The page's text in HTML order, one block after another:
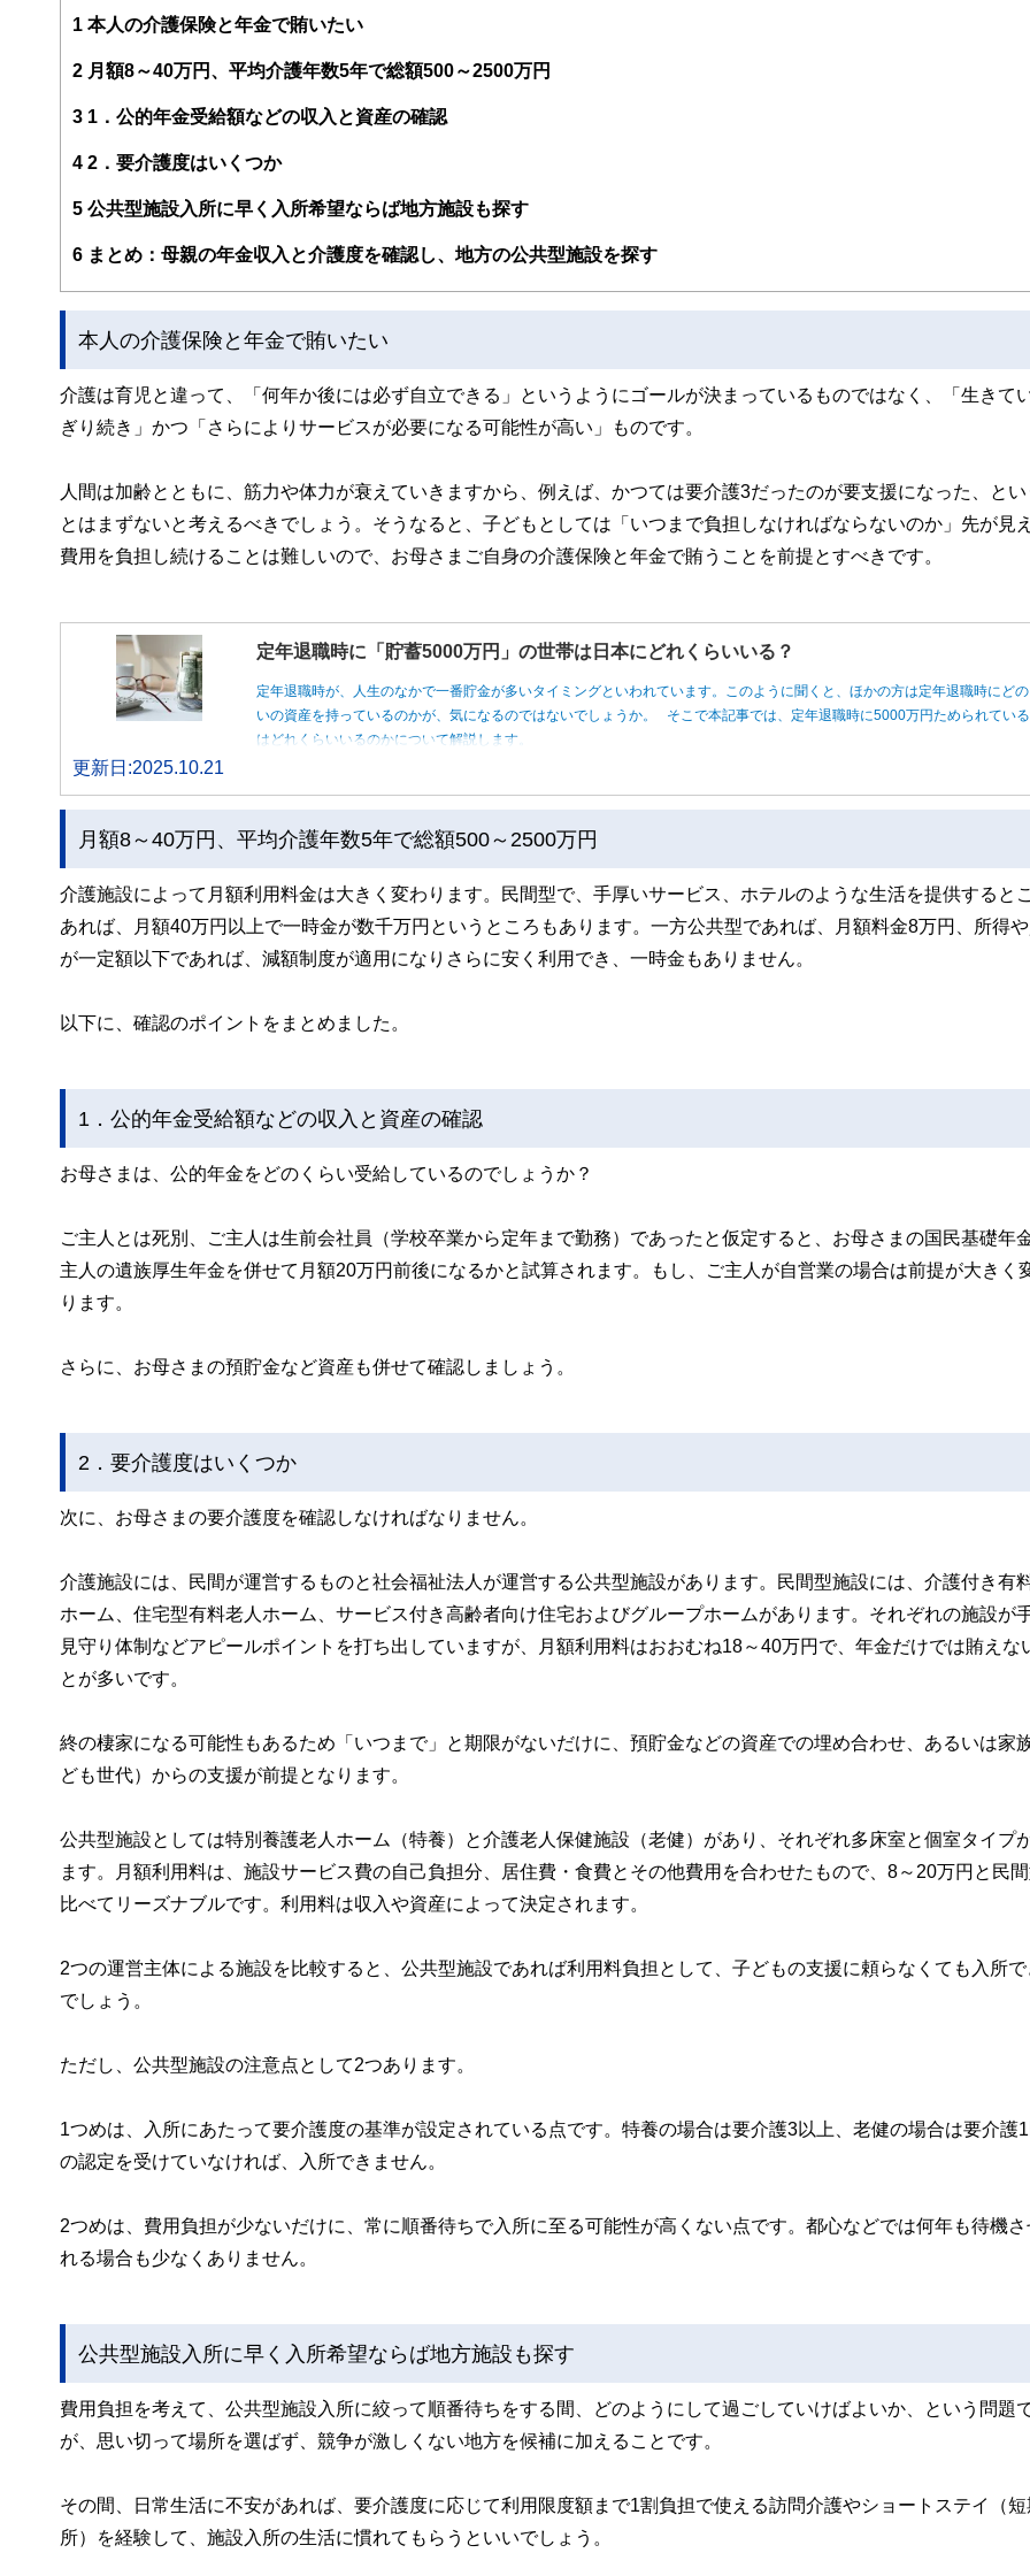
1 本人の介護保険と年金で賄いたい
2 月額8～40万円、平均介護年数5年で総額500～2500万円
3 1．公的年金受給額などの収入と資産の確認
4 2．要介護度はいくつか
5 公共型施設入所に早く入所希望ならば地方施設も探す
6 まとめ：母親の年金収入と介護度を確認し、地方の公共型施設を探す
本人の介護保険と年金で賄いたい
介護は育児と違って、「何年か後には必ず自立できる」というようにゴールが決まっているものではなく、「生きて
ぎり続き」かつ「さらによりサービスが必要になる可能性が高い」ものです。
人間は加齢とともに、筋力や体力が衰えていきますから、例えば、かつては要介護3だったのが要支援になった、とい
とはまずないと考えるべきでしょう。そうなると、子どもとしては「いつまで負担しなければならないのか」先が見
費用を負担し続けることは難しいので、お母さまご自身の介護保険と年金で賄うことを前提とすべきです。
定年退職時に「貯蓄5000万円」の世帯は日本にどれくらいいる？
定年退職時が、人生のなかで一番貯金が多いタイミングといわれています。このように聞くと、ほかの方は定年退職時にどの
いの資産を持っているのかが、気になるのではないでしょうか。 そこで本記事では、定年退職時に5000万円ためられてい
はどれくらいいるのかについて解説します。
更新日:2025.10.21
月額8～40万円、平均介護年数5年で総額500～2500万円
介護施設によって月額利用料金は大きく変わります。民間型で、手厚いサービス、ホテルのような生活を提供すると
あれば、月額40万円以上で一時金が数千万円というところもあります。一方公共型であれば、月額料金8万円、所得
が一定額以下であれば、減額制度が適用になりさらに安く利用でき、一時金もありません。
以下に、確認のポイントをまとめました。
1．公的年金受給額などの収入と資産の確認
お母さまは、公的年金をどのくらい受給しているのでしょうか？
ご主人とは死別、ご主人は生前会社員（学校卒業から定年まで勤務）であったと仮定すると、お母さまの国民基礎年
主人の遺族厚生年金を併せて月額20万円前後になるかと試算されます。もし、ご主人が自営業の場合は前提が大きく
ります。
さらに、お母さまの預貯金など資産も併せて確認しましょう。
2．要介護度はいくつか
次に、お母さまの要介護度を確認しなければなりません。
介護施設には、民間が運営するものと社会福祉法人が運営する公共型施設があります。民間型施設には、介護付き有
ホーム、住宅型有料老人ホーム、サービス付き高齢者向け住宅およびグループホームがあります。それぞれの施設が
見守り体制などアピールポイントを打ち出していますが、月額利用料はおおむね18～40万円で、年金だけでは賄えな
とが多いです。
終の棲家になる可能性もあるため「いつまで」と期限がないだけに、預貯金などの資産での埋め合わせ、あるいは家
ども世代）からの支援が前提となります。
公共型施設としては特別養護老人ホーム（特養）と介護老人保健施設（老健）があり、それぞれ多床室と個室タイプ
ます。月額利用料は、施設サービス費の自己負担分、居住費・食費とその他費用を合わせたもので、8～20万円と民
比べてリーズナブルです。利用料は収入や資産によって決定されます。
2つの運営主体による施設を比較すると、公共型施設であれば利用料負担として、子どもの支援に頼らなくても入所で
でしょう。
ただし、公共型施設の注意点として2つあります。
1つめは、入所にあたって要介護度の基準が設定されている点です。特養の場合は要介護3以上、老健の場合は要介護
の認定を受けていなければ、入所できません。
2つめは、費用負担が少ないだけに、常に順番待ちで入所に至る可能性が高くない点です。都心などでは何年も待機さ
れる場合も少なくありません。
公共型施設入所に早く入所希望ならば地方施設も探す
費用負担を考えて、公共型施設入所に絞って順番待ちをする間、どのようにして過ごしていけばよいか、という問題
が、思い切って場所を選ばず、競争が激しくない地方を候補に加えることです。
その間、日常生活に不安があれば、要介護度に応じて利用限度額まで1割負担で使える訪問介護やショートステイ（短
所）を経験して、施設入所の生活に慣れてもらうといいでしょう。